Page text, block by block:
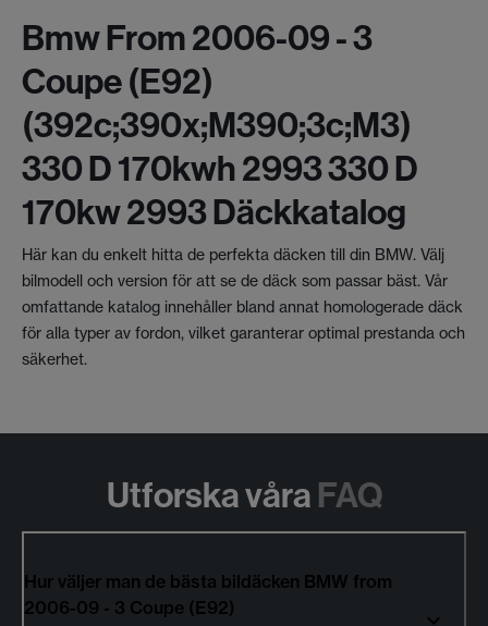
Bmw From 2006-09 - 3
Coupe (e92)
(392c;390x;m390;3c;m3)
330 D 170kwh 2993 330 D
170kw 2993 Däckkatalog
Här kan du enkelt hitta de perfekta däcken till din BMW. Välj
bilmodell och version för att se de däck som passar bäst. Vår
omfattande katalog innehåller bland annat homologerade däck
för alla typer av fordon, vilket garanterar optimal prestanda och
säkerhet.
Utforska våra FAQ
Hur väljer man de bästa bildäcken BMW from
2006-09 - 3 Coupe (E92)